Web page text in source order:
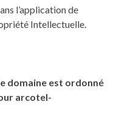
l’application de
Intellectuelle.
domaine est ordonné
arcotel-